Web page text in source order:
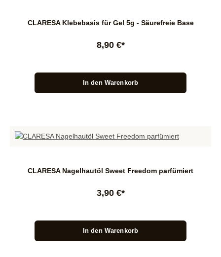
CLARESA Klebebasis für Gel 5g - Säurefreie Base
8,90 €*
In den Warenkorb
CLARESA Nagelhautöl Sweet Freedom parfümiert
3,90 €*
In den Warenkorb